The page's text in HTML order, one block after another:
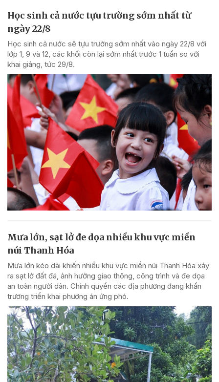
Học sinh cả nước tựu trường sớm nhất từ
ngày 22/8
Học sinh cả nước sẽ tựu trường sớm nhất vào ngày 22/8 với
lớp 1, 9 và 12, các khối còn lại sớm nhất trước 1 tuần so với
khai giảng, tức 29/8.
Mưa lớn, sạt lở đe dọa nhiều khu vực miền
núi Thanh Hóa
Mưa lớn kéo dài khiến nhiều khu vực miền núi Thanh Hóa xảy
ra sạt lở đất đá, ảnh hưởng giao thông, công trình và đe dọa
an toàn người dân. Chính quyền các địa phương đang khẩn
trương triển khai phương án ứng phó.